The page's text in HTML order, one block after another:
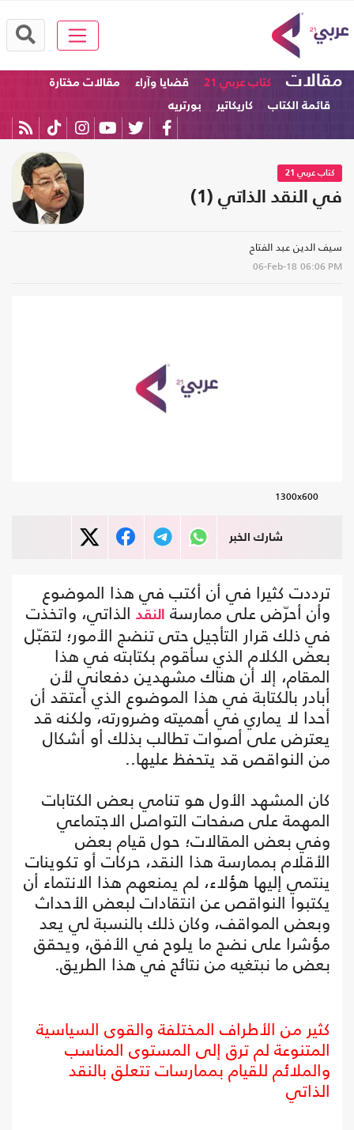
مقالات كتاب عربي 21 قضايا وآراء
مقالات مختارة
قائمة الكتاب
كاريكاتير بورتريه
كتاب عربي 21
في النقد الذاتي (1)
سيف الدين عبد الفتاح
06-Feb-18 06:06 PM
1300x600
شارك الخبر
ترددت كثيرا في أن أكتب في هذا الموضوع
وأن أحرّض على ممارسة النقد الذاتي، واتخذت
في ذلك قرار التأجيل حتى تنضج الأمور؛ لتقبّل
بعض الكلام الذي سأقوم بكتابته في هذا
المقام، إلا أن هناك مشهدين دفعاني لأن
أبادر بالكتابة في هذا الموضوع الذي أعتقد أن
أحدا لا يماري في أهميته وضرورته، ولكنه قد
يعترض على أصوات تطالب بذلك أو أشكال
من النواقص قد يتحفظ عليها..
كان المشهد الأول هو تنامي بعض الكتابات
المهمة على صفحات التواصل الاجتماعي
وفي بعض المقالات؛ حول قيام بعض
الأقلام بممارسة هذا النقد، حركات أو تكوينات
ينتمي إليها هؤلاء، لم يمنعهم هذا الانتماء أن
يكتبوا النواقص عن انتقادات لبعض الأحداث
وبعض المواقف، وكان ذلك بالنسبة لي يعد
مؤشرا على نضج ما يلوح في الأفق، ويحقق
بعض ما نبتغيه من نتائج في هذا الطريق.
كثير من الأطراف المختلفة والقوى السياسية
المتنوعة لم ترق إلى المستوى المناسب
والملائم للقيام بممارسات تتعلق بالنقد
الذاتي